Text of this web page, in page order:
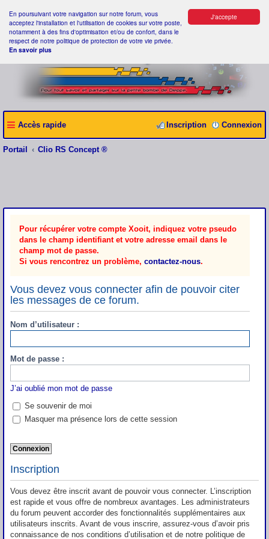
J'accepte
En poursuivant votre navigation sur notre forum, vous
acceptez l'installation et l'utilisation de cookies sur votre poste,
notamment à des fins d'optimisation et/ou de confort, dans le
respect de notre politique de protection de votre vie privée.
En savoir plus
Accès rapide Connexion
Inscription
Portail Clio RS Concept ®
Pour récupérer votre compte Xooit, indiquez votre pseudo
dans le champ identifiant et votre adresse email dans le
champ mot de passe.
Si vous rencontrez un problème, contactez-nous.
Vous devez vous connecter afin de pouvoir citer
les messages de ce forum.
Nom d’utilisateur :
Mot de passe :
J’ai oublié mon mot de passe
Se souvenir de moi
Masquer ma présence lors de cette session
Inscription
Vous devez être inscrit avant de pouvoir vous connecter. L’inscription
est rapide et vous offre de nombreux avantages. Les administrateurs
du forum peuvent accorder des fonctionnalités supplémentaires aux
utilisateurs inscrits. Avant de vous inscrire, assurez-vous d’avoir pris
connaissance de nos conditions d’utilisation et de notre politique de